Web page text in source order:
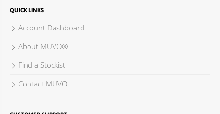
QUICK LINKS
Account Dashboard
About MUVO®
Find a Stockist
Contact MUVO